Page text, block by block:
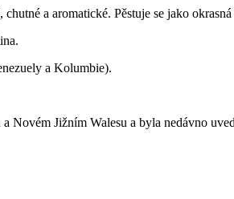
a aromatické. Pěstuje se jako
a Kolumbie).
Novém Jižním Walesu a byla nedávno